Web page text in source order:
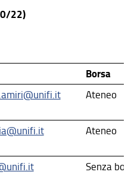
22)
Borsa
Ateneo
Ateneo
Senza